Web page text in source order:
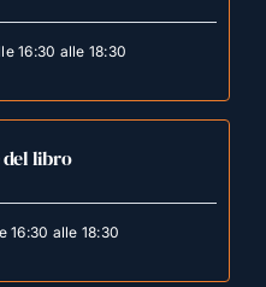
16:30 alle 18:30
del libro
16:30 alle 18:30